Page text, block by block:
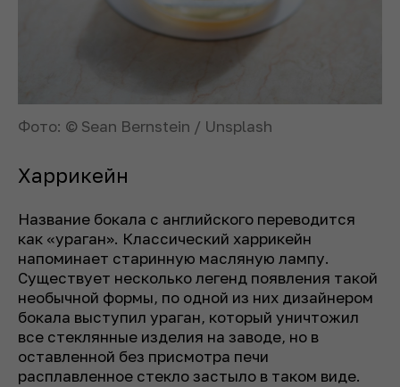
Фото: © Sean Bernstein / Unsplash
Харрикейн
Название бокала с английского переводится
как «ураган». Классический харрикейн
напоминает старинную масляную лампу.
Существует несколько легенд появления такой
необычной формы, по одной из них дизайнером
бокала выступил ураган, который уничтожил
все стеклянные изделия на заводе, но в
оставленной без присмотра печи
расплавленное стекло застыло в таком виде.